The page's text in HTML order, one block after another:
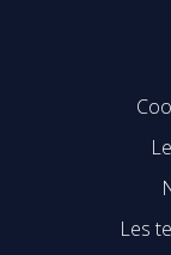
Les